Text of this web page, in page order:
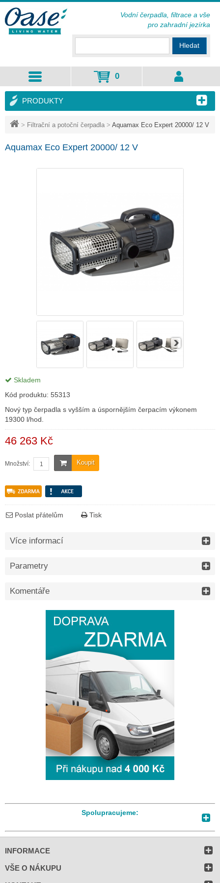
> Filtrační a potoční čerpadla > Aquamax Eco Expert 20000/ 12 V
Aquamax Eco Expert 20000/ 12 V
Skladem
Kód produktu: 55313
Nový typ čerpadla s vyšším a úspornějším čerpacím výkonem
19300 l/hod.
46 263 Kč
Koupit
Množství:
Poslat přátelům Tisk
Více informací
Parametry
Komentáře
PRODUKTY
Spolupracujeme:
Hledat
0
Vodní čerpadla, filtrace a vše
pro zahradní jezírka
INFORMACE
VŠE O NÁKUPU